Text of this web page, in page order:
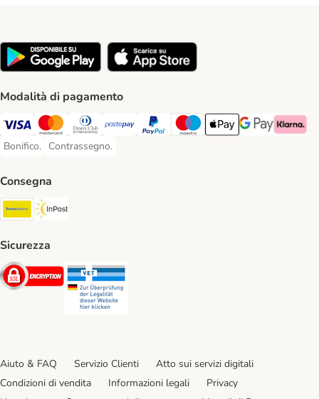
Modalità di pagamento
Visa. Payment Method
Mastercard. Payment Method
Diners Club. Payment Method
Postepay. Payment Method
PayPal. Payment Method
Maestro. Payment Method
Apple pay. Payment
Google Pay
Klarna
Bonifico.
Bonifico. Payment Method
Contrassegno.
Contrassegno. Payment Method
Consegna
Poste Italiane. Shipping Method
Sicurezza
Security
Aiuto & FAQ Servizio Clienti
Atto sui servizi digitali
Condizioni di vendita
Informazioni legali
Privacy